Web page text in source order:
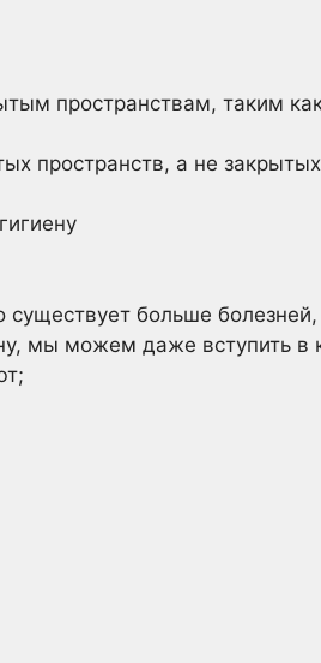
пространствам, таким
пространств, а не
больше
мы можем даже вступить в